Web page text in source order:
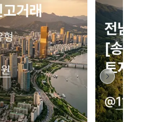
버 지도 연결 안내
원활하지 않아 지도를 불러올 수 없습니다.
불편을 드려 죄송합니다.
다시 시도